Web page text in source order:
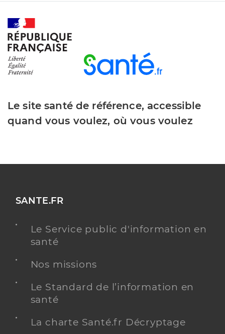
Le site santé de référence, accessible
quand vous voulez, où vous voulez
SANTE.FR
Le Service public d'information en
santé
Nos missions
Le Standard de l’information en
santé
La charte Santé.fr Décryptage